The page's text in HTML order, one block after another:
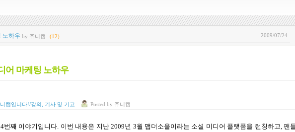
2009/07/24
노하우 by 쥬니캡 (12)
어 마케팅 노하우
캡입니다!/강의, 기사 및 기고 Posted by 쥬니캡
번째 이야기입니다. 이번 내용은 지난 2009년 3월 맵더소울이라는 소셜 미디어 플랫폼을 런칭하고, 팬